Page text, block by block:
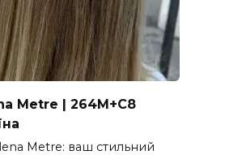
Metre | 264M+C8
Metre: ваш стильний